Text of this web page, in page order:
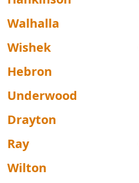
Walhalla
Wishek
Hebron
Underwood
Drayton
Ray
Wilton